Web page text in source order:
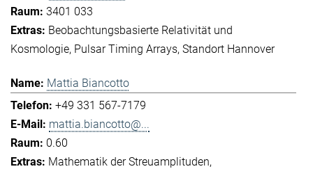
3401 033
Beobachtungsbasierte Relativität und
Kosmologie Pulsar Timing Arrays Standort Hannover
Mattia Biancotto
+49 331 567-7179
mattia.biancotto@...
0.60
Mathematik der Streuamplituden